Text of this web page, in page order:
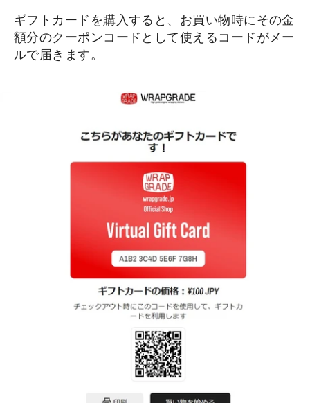
ギフトカードを購入すると、お買い物時にその金
額分のクーポンコードとして使えるコードがメー
ルで届きます。